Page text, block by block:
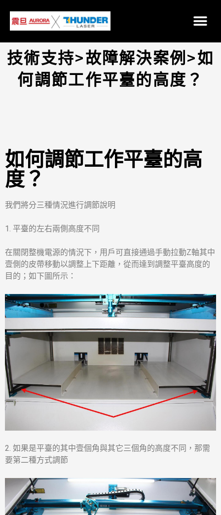
技術支持>故障解決案例>如
何調節工作平臺的高度？
如何調節工作平臺的高
度？
我們將分三種情況進行調節說明
1. 平臺的左右兩側高度不同
在關閉整機電源的情況下，用戶可直接通過手動拉動Z軸其中
壹側的皮帶移動以調整上下距離，從而達到調整平臺高度的
目的；如下圖所示：
2. 如果是平臺的其中壹個角與其它三個角的高度不同，那需
要第二種方式調節